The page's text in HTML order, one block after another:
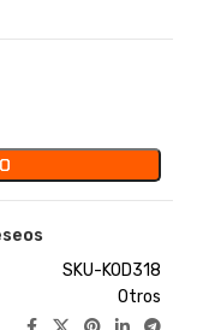
SKU-KOD318
Otros